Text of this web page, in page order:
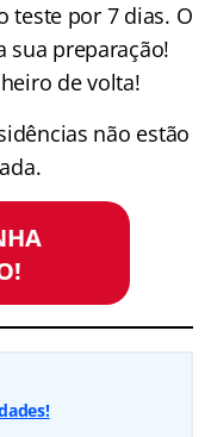
teste por 7 dias. O
sua preparação!
de volta!
não estão